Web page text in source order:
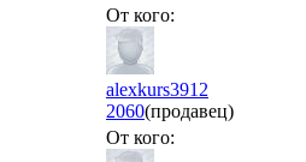
От кого:
alexkurs3912
2060(продавец)
От кого: